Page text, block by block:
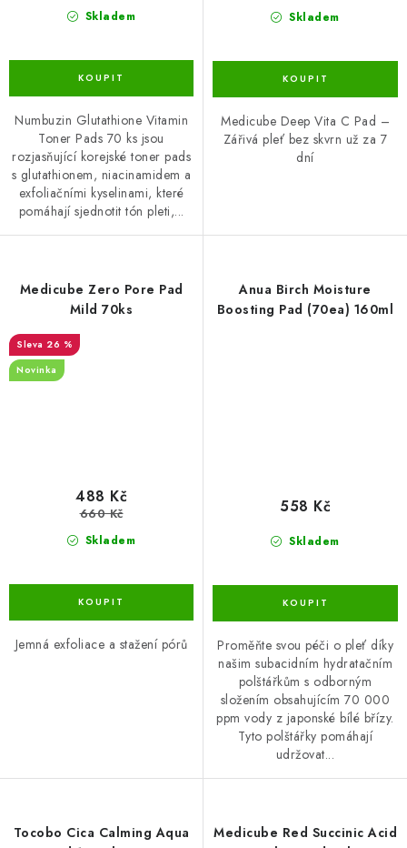
Skladem
Numbuzin Glutathione Vitamin
Toner Pads 70 ks jsou
rozjasňující korejské toner pads
s glutathionem, niacinamidem a
exfoliačními kyselinami, které
pomáhají sjednotit tón pleti,...
Skladem
Medicube Deep Vita C Pad –
Zářivá pleť bez skvrn už za 7
dní
Medicube Zero Pore Pad
Mild 70ks
26 %
Novinka
Skladem
488 Kč
660 Kč
Jemná exfoliace a stažení pórů
Anua Birch Moisture
Boosting Pad (70ea) 160ml
Skladem
558 Kč
Proměňte svou péči o pleť díky
našim subacidním hydratačním
polštářkům s odborným
složením obsahujícím 70 000
ppm vody z japonské bílé břízy.
Tyto polštářky pomáhají
udržovat...
Tocobo Cica Calming Aqua
Medicube Red Succinic Acid